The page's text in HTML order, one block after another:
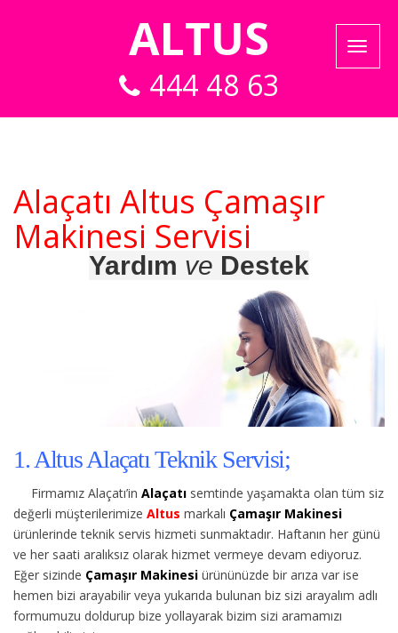
ALTUS
444 48 63
Alaçatı Altus Çamaşır
Makinesi Servisi
Yardım ve Destek
1. Altus Alaçatı Teknik Servisi;
Firmamız Alaçatı’in Alaçatı semtinde yaşamakta olan tüm siz
değerli müşterilerimize Altus markalı Çamaşır Makinesi
ürünlerinde teknik servis hizmeti sunmaktadır. Haftanın her günü
ve her saati aralıksız olarak hizmet vermeye devam ediyoruz.
Eğer sizinde Çamaşır Makinesi ürününüzde bir arıza var ise
hemen bizi arayabilir veya yukarıda bulunan biz sizi arayalım adlı
formumuzu doldurup bize yollayarak bizim sizi aramamızı